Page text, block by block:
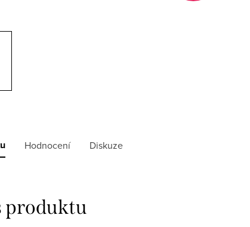
Hodnocení Diskuze
produktu